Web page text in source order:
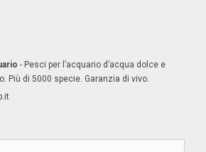
- Pesci per l’acquario d’acqua dolce e
Più di 5000 specie. Garanzia di vivo.